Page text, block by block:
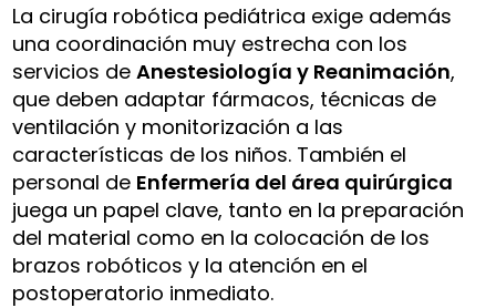
La cirugía robótica pediátrica exige además
una coordinación muy estrecha con los
servicios deAnestesiología y Reanimación,
que deben adaptar fármacos, técnicas de
ventilación y monitorización a las
características de los niños. También el
personal de Enfermería del área quirúrgica
juega un papel clave, tanto en la preparación
del material como en la colocación de los
brazos robóticos y la atención en el
postoperatorio inmediato.